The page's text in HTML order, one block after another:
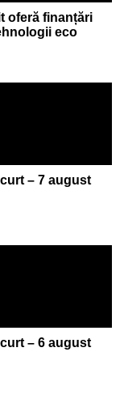
oferă finanțări
eco
– 7 august
– 6 august